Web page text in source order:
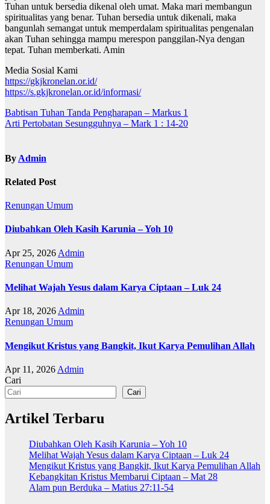
Tuhan untuk bersedia dikenal oleh umat. Maka mari membangun
spiritualitas yang benar. Tuhan bersedia untuk dikenali, maka
bangunlah semangat untuk memperdalam spiritualitas pengenalan
akan Tuhan sehingga mampu merespon panggilan-Nya dengan
tepat. Tuhan memberkati. Amin
Media Sosial Kami
https://gkjkronelan.or.id/
https://s.gkjkronelan.or.id/informasi/
Navigasi
pos
Babtisan Tuhan Tanda Pengharapan – Markus 1
Arti Pertobatan Sesungguhnya – Mark 1 : 14-20
By Admin
Related Post
Renungan Umum
Diubahkan Oleh Kasih Karunia – Yoh 10
Apr 25, 2026 Admin
Renungan Umum
Melihat Wajah Yesus dalam Karya Ciptaan – Luk 24
Apr 18, 2026 Admin
Renungan Umum
Mengikut Kristus yang Bangkit, Ikut Karya Pemulihan Allah
Apr 11, 2026 Admin
Cari
Cari
Artikel Terbaru
Diubahkan Oleh Kasih Karunia – Yoh 10
Melihat Wajah Yesus dalam Karya Ciptaan – Luk 24
Mengikut Kristus yang Bangkit, Ikut Karya Pemulihan Allah
Kebangkitan Kristus Membarui Ciptaan – Mat 28
Alam pun Berduka – Matius 27:11-54